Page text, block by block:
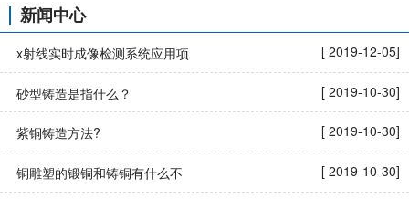
新闻中心
x射线实时成像检测系统应用项 [ 2019-12-05]
砂型铸造是指什么？ [ 2019-10-30]
紫铜铸造方法? [ 2019-10-30]
铜雕塑的锻铜和铸铜有什么不 [ 2019-10-30]